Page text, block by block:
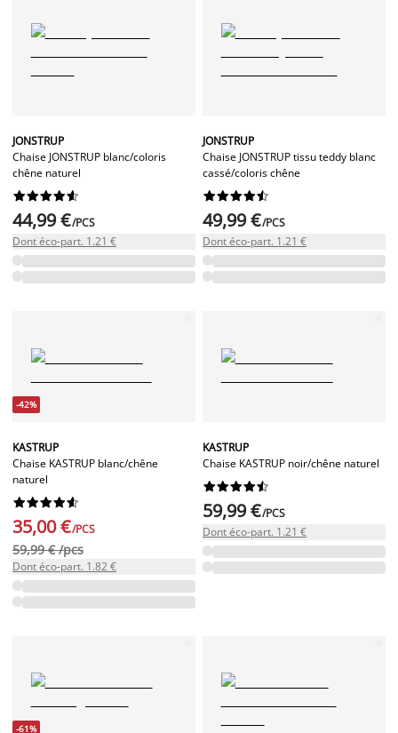
JONSTRUP
Chaise JONSTRUP blanc/coloris
chêne naturel






44,99 €/PCS
Dont éco-part. 1.21 €
JONSTRUP
Chaise JONSTRUP tissu teddy blanc
cassé/coloris chêne






49,99 €/PCS
Dont éco-part. 1.21 €
-42%
KASTRUP
Chaise KASTRUP blanc/chêne
naturel






35,00 €/PCS
59,99 € /pcs
Dont éco-part. 1.82 €
KASTRUP
Chaise KASTRUP noir/chêne naturel






59,99 €/PCS
Dont éco-part. 1.21 €
-61%